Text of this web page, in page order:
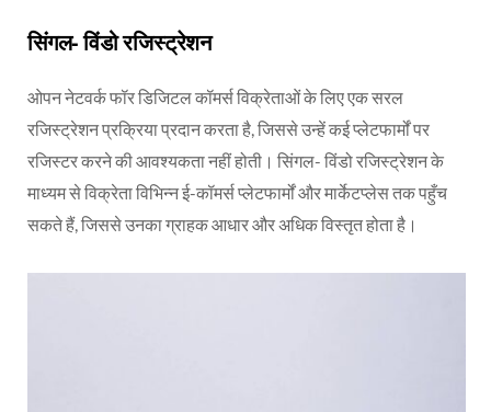
सिंगल- विंडो रजिस्ट्रेशन
ओपन नेटवर्क फॉर डिजिटल कॉमर्स विक्रेताओं के लिए एक सरल
रजिस्ट्रेशन प्रक्रिया प्रदान करता है, जिससे उन्हें कई प्लेटफार्मों पर
रजिस्टर करने की आवश्यकता नहीं होती। सिंगल- विंडो रजिस्ट्रेशन के
माध्यम से विक्रेता विभिन्न ई-कॉमर्स प्लेटफार्मों और मार्केटप्लेस तक पहुँच
सकते हैं, जिससे उनका ग्राहक आधार और अधिक विस्तृत होता है।